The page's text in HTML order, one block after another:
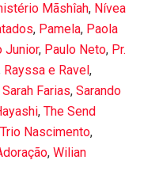
Mãshîah, Nívea
, Pamela, Paola
Junior, Paulo Neto, Pr.
Rayssa e Ravel ,
Sarah Farias, Sarando
, The Send
Trio Nascimento,
, Wilian